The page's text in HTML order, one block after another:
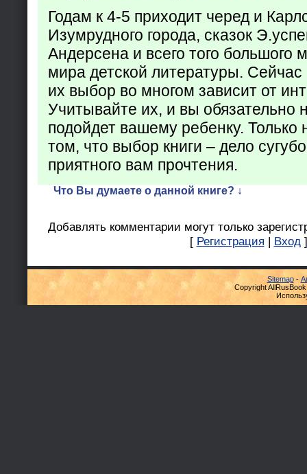
Годам к 4-5 приходит черед и
Изумрудного города, сказок
Андерсена и всего того большого
мира детской литературы. Сейчас
их выбор во многом зависит от
Учитывайте их, и вы обязательно
подойдет вашему ребенку. Только
том, что выбор книги – дело
приятного вам прочтения.
Что Вы думаете о данной книге? ↓
Добавлять комментарии могут только
[ Регистрация | Вход ]
Sitemap-
Copyright